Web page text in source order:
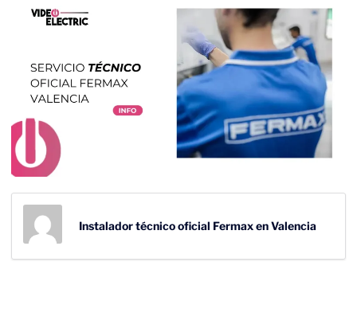
Instalador técnico oficial Fermax en Valencia